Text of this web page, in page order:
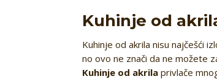
Kuhinje od
Kuhinje od akrila nisu najčešći
no ovo ne znači da ne možete
Kuhinje od akrila privlače